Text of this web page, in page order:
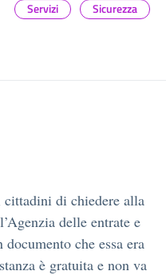
Servizi
Sicurezza
cittadini di chiedere alla
delle entrate e
che essa era
è gratuita e non va